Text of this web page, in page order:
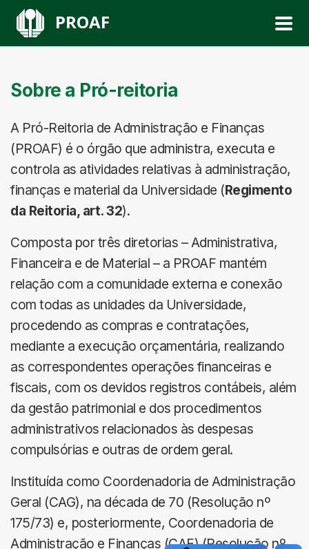
PROAF
Sobre a Pró-reitoria
A Pró-Reitoria de Administração e Finanças
(PROAF) é o órgão que administra, executa e
controla as atividades relativas à administração,
finanças e material da Universidade (Regimento
da Reitoria, art. 32).
Composta por três diretorias – Administrativa,
Financeira e de Material – a PROAF mantém
relação com a comunidade externa e conexão
com todas as unidades da Universidade,
procedendo as compras e contratações,
mediante a execução orçamentária, realizando
as correspondentes operações financeiras e
fiscais, com os devidos registros contábeis, além
da gestão patrimonial e dos procedimentos
administrativos relacionados às despesas
compulsórias e outras de ordem geral.
Instituída como Coordenadoria de Administração
Geral (CAG), na década de 70 (Resolução nº
175/73) e, posteriormente, Coordenadoria de
Administração e Finanças (CAF) (Resolução nº